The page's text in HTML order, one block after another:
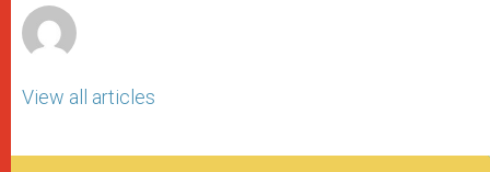
View all articles